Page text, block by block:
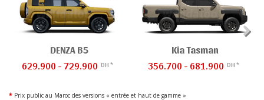
DENZA B5
629.900 - 729.900 DH *
Kia Tasman
356.700 - 681.900 DH *
* Prix public au Maroc des versions « entrée et haut de gamme »